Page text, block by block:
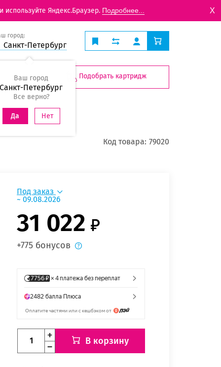
Яндекс.Браузер. Подробнее... X
город:
Санкт-Петербург
Ваш город
Санкт-Петербург
Все верно?
Да Нет
Подобрать картридж
Код товара: 79020
Под заказ
~ 09.08.2026
31 022
+775 бонусов
В корзину